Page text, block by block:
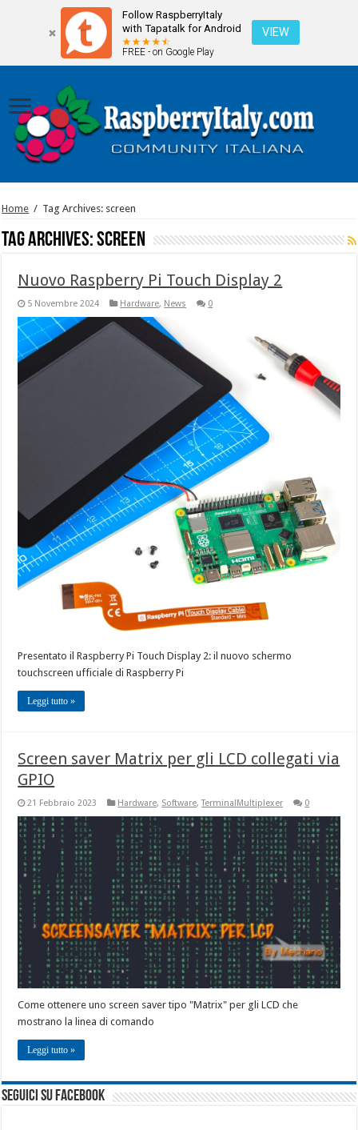
Follow RaspberryItaly
with Tapatalk for Android
FREE - on Google Play
VIEW
Home / Tag Archives: screen
Tag Archives:screen
Nuovo Raspberry Pi Touch Display 2
5 Novembre 2024 Hardware, News 0
Presentato il Raspberry Pi Touch Display 2: il nuovo schermo
touchscreen ufficiale di Raspberry Pi
Leggi tutto »
Screen saver Matrix per gli LCD collegati via
GPIO
21 Febbraio 2023 Hardware, Software,TerminalMultiplexer 0
Come ottenere uno screen saver tipo "Matrix" per gli LCD che
mostrano la linea di comando
Leggi tutto »
seguici su facebook